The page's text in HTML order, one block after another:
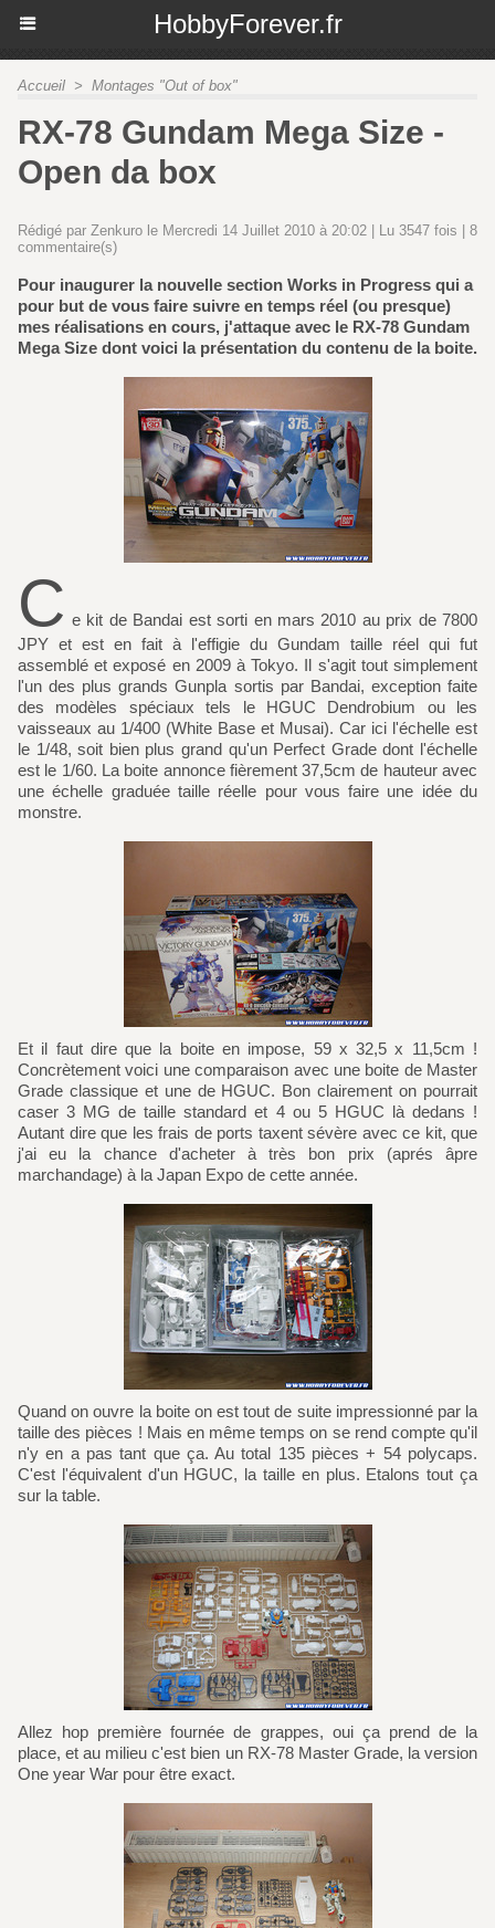
HobbyForever.fr
Accueil > Montages "Out of box"
RX-78 Gundam Mega Size -
Open da box
Rédigé par Zenkuro le Mercredi 14 Juillet 2010 à 20:02 | Lu 3547 fois | 8
commentaire(s)
Pour inaugurer la nouvelle section Works in Progress qui a
pour but de vous faire suivre en temps réel (ou presque)
mes réalisations en cours, j'attaque avec le RX-78 Gundam
Mega Size dont voici la présentation du contenu de la boite.
C e kit de Bandai est sorti en mars 2010 au prix de 7800
JPY et est en fait à l'effigie du Gundam taille réel qui fut
assemblé et exposé en 2009 à Tokyo. Il s'agit tout simplement
l'un des plus grands Gunpla sortis par Bandai, exception faite
des modèles spéciaux tels le HGUC Dendrobium ou les
vaisseaux au 1/400 (White Base et Musai). Car ici l'échelle est
le 1/48, soit bien plus grand qu'un Perfect Grade dont l'échelle
est le 1/60. La boite annonce fièrement 37,5cm de hauteur avec
une échelle graduée taille réelle pour vous faire une idée du
monstre.
Et il faut dire que la boite en impose, 59 x 32,5 x 11,5cm !
Concrètement voici une comparaison avec une boite de Master
Grade classique et une de HGUC. Bon clairement on pourrait
caser 3 MG de taille standard et 4 ou 5 HGUC là dedans !
Autant dire que les frais de ports taxent sévère avec ce kit, que
j'ai eu la chance d'acheter à très bon prix (aprés âpre
marchandage) à la Japan Expo de cette année.
Quand on ouvre la boite on est tout de suite impressionné par la
taille des pièces ! Mais en même temps on se rend compte qu'il
n'y en a pas tant que ça. Au total 135 pièces + 54 polycaps.
C'est l'équivalent d'un HGUC, la taille en plus. Etalons tout ça
sur la table.
Allez hop première fournée de grappes, oui ça prend de la
place, et au milieu c'est bien un RX-78 Master Grade, la version
One year War pour être exact.